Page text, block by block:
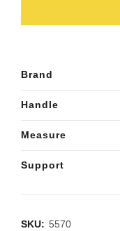
Brand
Handle
Measure
Support
SKU: 5570